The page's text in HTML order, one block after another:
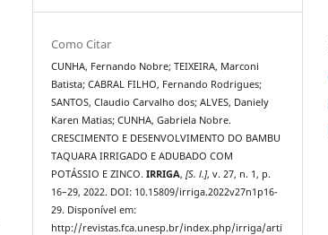
Como Citar
CUNHA, Fernando Nobre; TEIXEIRA, Marconi
Batista; CABRAL FILHO, Fernando Rodrigues;
SANTOS, Claudio Carvalho dos; ALVES, Daniely
Karen Matias; CUNHA, Gabriela Nobre.
CRESCIMENTO E DESENVOLVIMENTO DO BAMBU
TAQUARA IRRIGADO E ADUBADO COM
POTÁSSIO E ZINCO.IRRIGA,[S. l.], v. 27, n. 1, p.
16–29, 2022. DOI: 10.15809/irriga.2022v27n1p16-
29. Disponível em:
http://revistas.fca.unesp.br/index.php/irriga/arti